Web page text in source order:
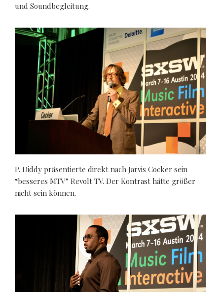
und Soundbegleitung.
P. Diddy präsentierte direkt nach Jarvis Cocker sein
“besseres MTV” Revolt TV. Der Kontrast hätte größer
nicht sein können.